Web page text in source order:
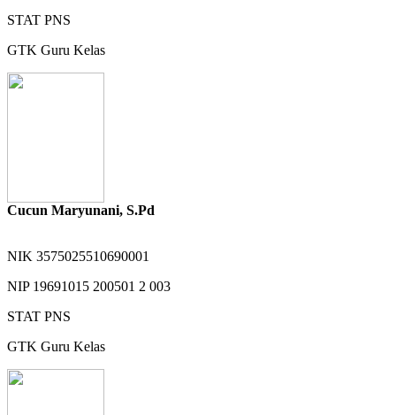
STAT PNS
GTK Guru Kelas
Cucun Maryunani, S.Pd
NIK 3575025510690001
NIP 19691015 200501 2 003
STAT PNS
GTK Guru Kelas